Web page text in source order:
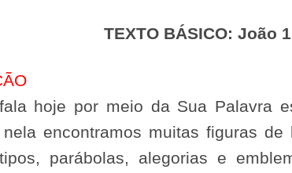
TEXTO BÁSICO: João
hoje por meio da Sua Palavra
encontramos muitas figuras de
parábolas, alegorias e